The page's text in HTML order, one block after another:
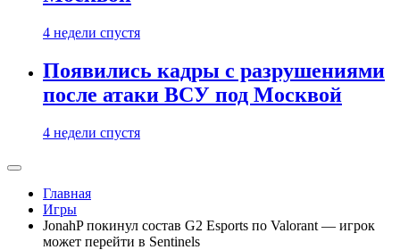
4 недели спустя
Появились кадры с разрушениями
после атаки ВСУ под Москвой
4 недели спустя
Главная
Игры
JonahP покинул состав G2 Esports по Valorant — игрок
может перейти в Sentinels